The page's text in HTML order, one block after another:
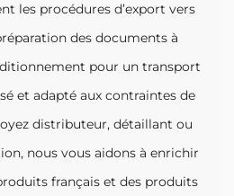
les procédures d’export vers
des documents à
pour un transport
et adapté aux contraintes de
distributeur, détaillant ou
nous vous aidons à enrichir
français et des produits